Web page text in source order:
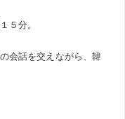
５分。
会話を交えながら、韓